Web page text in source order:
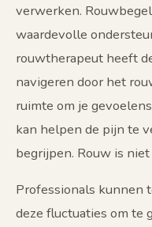
verwerken.
waardevolle
rouwtherapeut heeft
navigeren door het
ruimte om je
kan helpen de pijn te
begrijpen. Rouw is
Professionals kunnen
deze fluctuaties om te